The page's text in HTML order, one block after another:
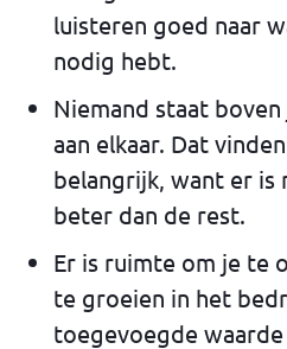
luisteren goed naar
nodig hebt.
Niemand staat
aan elkaar. Dat
belangrijk, want er is
beter dan de rest.
Er is ruimte om je te
te groeien in het
toegevoegde